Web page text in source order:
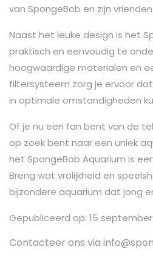
van SpongeBob en zijn vrienden.
Naast het leuke design is het
praktisch en eenvoudig te
hoogwaardige materialen en
filtersysteem zorg je ervoor
in optimale omstandigheden
Of je nu een fan bent van de
op zoek bent naar een uniek
het SpongeBob Aquarium is
Breng wat vrolijkheid en
bijzondere aquarium dat jong
Gepubliceerd op: 15 september
Contacteer ons via